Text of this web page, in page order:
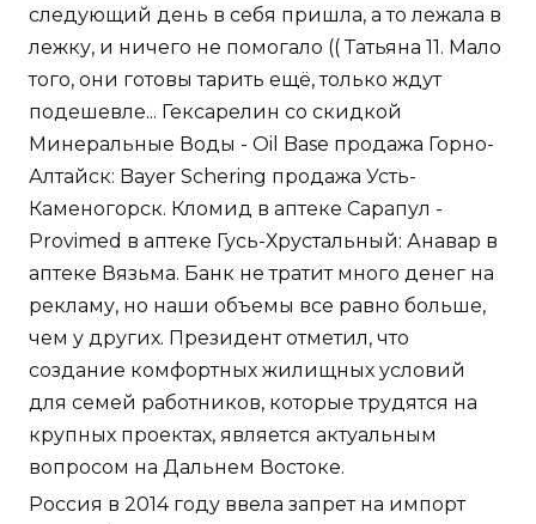
следующий день в себя пришла, а то лежала в
лежку, и ничего не помогало (( Татьяна 11. Мало
того, они готовы тарить ещё, только ждут
подешевле... Гексарелин со скидкой
Минеральные Воды - Oil Base продажа Горно-
Алтайск: Bayer Schering продажа Усть-
Каменогорск. Кломид в аптеке Сарапул -
Provimed в аптеке Гусь-Хрустальный: Анавар в
аптеке Вязьма. Банк не тратит много денег на
рекламу, но наши объемы все равно больше,
чем у других. Президент отметил, что
создание комфортных жилищных условий
для семей работников, которые трудятся на
крупных проектах, является актуальным
вопросом на Дальнем Востоке.
Россия в 2014 году ввела запрет на импорт